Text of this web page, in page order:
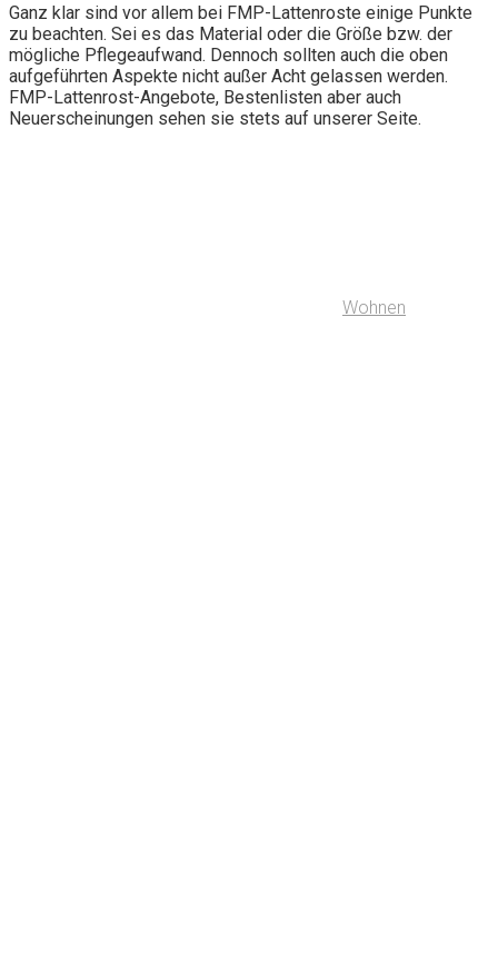
Ganz klar sind vor allem bei FMP-Lattenroste einige Punkte
zu beachten. Sei es das Material oder die Größe bzw. der
mögliche Pflegeaufwand. Dennoch sollten auch die oben
aufgeführten Aspekte nicht außer Acht gelassen werden.
FMP-Lattenrost-Angebote, Bestenlisten aber auch
Neuerscheinungen sehen sie stets auf unserer Seite.
Wohnen